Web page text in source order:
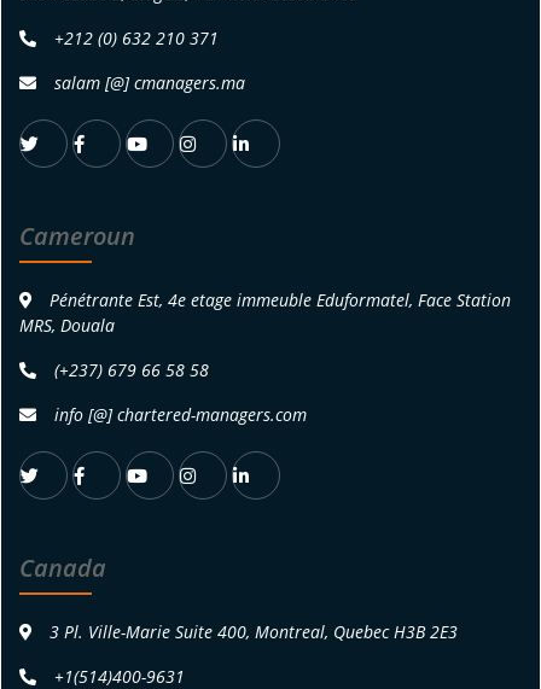
+212 (0) 632 210 371
salam [@] cmanagers.ma
Cameroun
Pénétrante Est, 4e etage immeuble Eduformatel, Face Station
MRS, Douala
(+237) 679 66 58 58
info [@] chartered-managers.com
Canada
3 Pl. Ville-Marie Suite 400, Montreal, Quebec H3B 2E3
+1(514)400-9631